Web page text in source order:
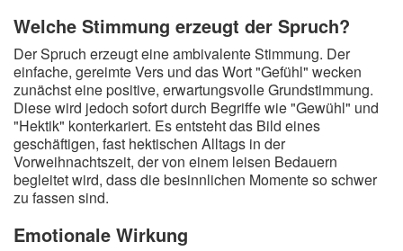
Welche Stimmung erzeugt der Spruch?
Der Spruch erzeugt eine ambivalente Stimmung. Der
einfache, gereimte Vers und das Wort "Gefühl" wecken
zunächst eine positive, erwartungsvolle Grundstimmung.
Diese wird jedoch sofort durch Begriffe wie "Gewühl" und
"Hektik" konterkariert. Es entsteht das Bild eines
geschäftigen, fast hektischen Alltags in der
Vorweihnachtszeit, der von einem leisen Bedauern
begleitet wird, dass die besinnlichen Momente so schwer
zu fassen sind.
Emotionale Wirkung